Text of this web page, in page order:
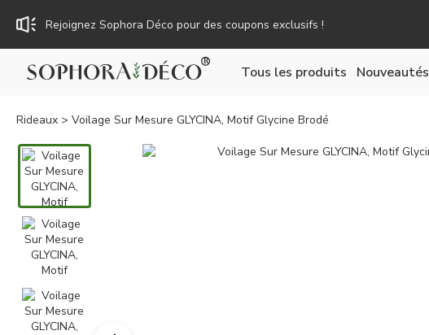
Rejoignez Sophora Déco pour des coupons exclusifs !
Tous les produits Nouveautés
Rideaux > Voilage Sur Mesure GLYCINA, Motif Glycine Brodé